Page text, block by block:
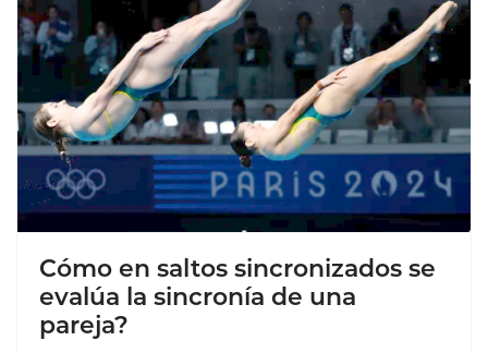
Cómo en saltos sincronizados se
evalúa la sincronía de una
pareja?